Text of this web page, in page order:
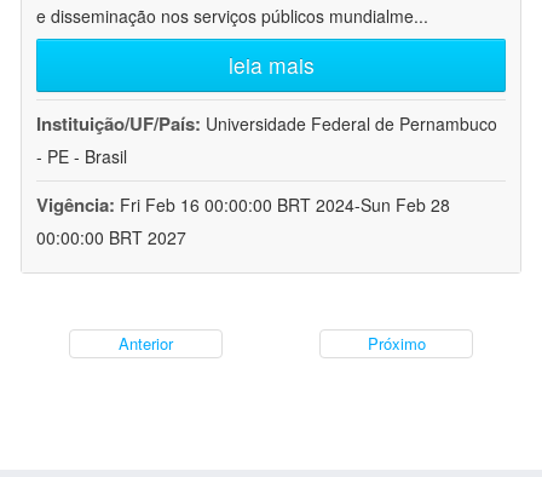
e disseminação nos serviços públicos mundialme...
leia mais
Instituição/UF/País: Universidade Federal de Pernambuco
- PE - Brasil
Vigência: Fri Feb 16 00:00:00 BRT 2024-Sun Feb 28
00:00:00 BRT 2027
Anterior Próximo